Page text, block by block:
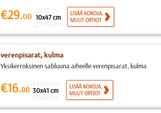
€29.00 10x47 cm
LISÄÄ KOKOJA,
MUUT OPTIOT
verenpisarat, kulma
Yksikerroksinen sabluuna aiheelle verenpisarat, kulma
€16.80 30x41 cm
LISÄÄ KOKOJA,
MUUT OPTIOT